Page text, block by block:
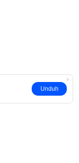
Unduh